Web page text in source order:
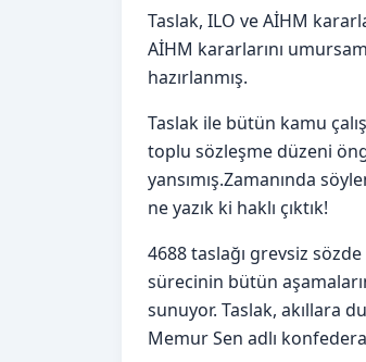
Taslak, ILO ve AİHM
AİHM kararlarını
hazırlanmış.
Taslak ile bütün kamu
toplu sözleşme düzeni
yansımış.Zamanında
ne yazık ki haklı çıktık!
4688 taslağı grevsiz
sürecinin bütün
sunuyor. Taslak, akıllara
Memur Sen adlı